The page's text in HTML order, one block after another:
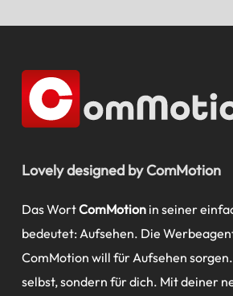
Lovely designed by ComMotion
Das WortComMotionin seiner
bedeutet: Aufsehen. Die
ComMotion will für Aufsehen
selbst, sondern für dich. Mit deiner